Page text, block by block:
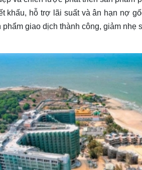
khấu, hỗ trợ lãi suất và ân hạn nợ
phẩm giao dịch thành công, giảm nhẹ